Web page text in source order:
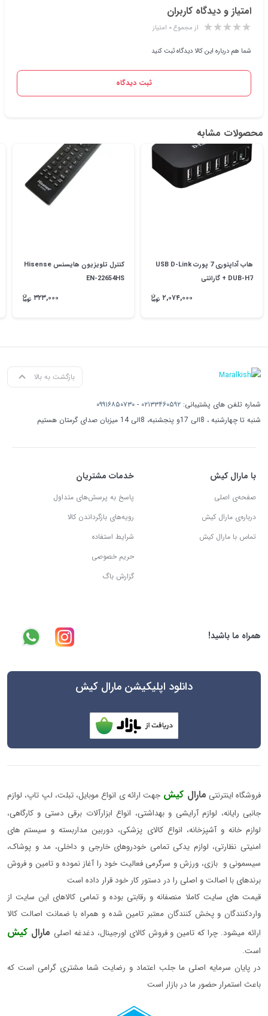
امتیاز و دیدگاه کاربران
از مجموع ۰ امتیاز
شما هم درباره این کالا دیدگاه ثبت کنید
ثبت دیدگاه
محصولات مشابه
هاب آداپتوری 7 پورت USB D-Link
DUB-H7 + گارانتی
۲,۰۷۴,۰۰۰
کنترل تلویزیون هایسنس Hisense
EN-22654HS
۳۲۳,۰۰۰
بازگشت به بالا
شماره تلفن های پشتیبانی: ۰۲۱۳۳۴۶۰۵۹۲ - ۰۹۹۱۶۸۵۰۷۳۰
شنبه تا چهارشنبه ، 8الی 17و پنجشنبه، 8الی 14 میزبان صدای گرمتان هستیم
با مارال کیش
صفحه‌ی اصلی
درباره‌ی مارال کیش
تماس با مارال کیش
خدمات مشتریان
پاسخ به پرسش‌های متداول
رویه‌های بازگرداندن کالا
شرایط استفاده
حریم خصوصی
گزارش باگ
همراه ما باشید!
دانلود اپلیکیشن مارال کیش
فروشگاه اینترنتی مارال کیش جهت ارائه ی انواع موبایل، تبلت، لپ تاپ، لوازم
جانبی رایانه، لوازم آرایشی و بهداشتی، انواع ابزارآلات برقی دستی و کارگاهی،
لوازم خانه و آشپزخانه، انواع کالای پزشکی، دوربین مداربسته و سیستم های
امنیتی نظارتی، لوازم یدکی تمامی خودروهای خارجی و داخلی، مد و پوشاک،
سیسمونی و بازی، ورزش و سرگرمی فعالیت خود را آغاز نموده و تامین و فروش
برندهای با اصالت و اصلی را در دستور کار خود قرار داده است
قیمت های سایت کاملا منصفانه و رقابتی بوده و تمامی کالاهای این سایت از
واردکنندگان و پخش کنندگان معتبر تامین شده و همراه با ضمانت اصالت کالا
ارائه میشود. چرا که تامین و فروش کالای اورجینال، دغدغه اصلی مارال کیش
است.
در پایان سرمایه اصلی ما جلب اعتماد و رضایت شما مشتری گرامی است که
باعث استمرار حضور ما در بازار است